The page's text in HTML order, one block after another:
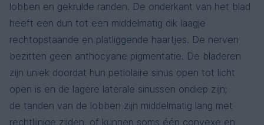
lobben en gekrulde randen. De onderkant van het blad
heeft een dun tot een middelmatig dik laagje
rechtopstaande en platliggende haartjes. De nerven
bezitten geen anthocyane pigmentatie. De bladeren
zijn uniek doordat hun petiolaire sinus open tot licht
open is en de lagere laterale sinussen ondiep zijn;
de tanden van de lobben zijn middelmatig lang met
rechtlijnige zijden, of kunnen soms één convexe en